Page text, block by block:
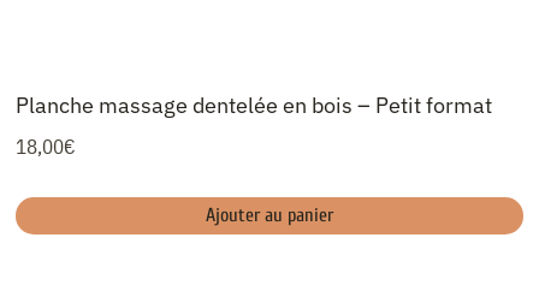
Planche massage dentelée en bois – Petit format
18,00€
Ajouter au panier